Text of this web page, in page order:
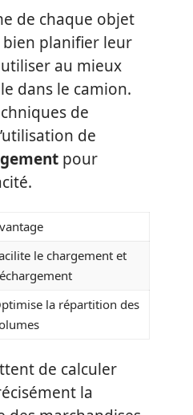
de chaque objet
bien planifier leur
au mieux
dans le camion.
de
de
pour
le chargement et
la répartition des
de calculer
la